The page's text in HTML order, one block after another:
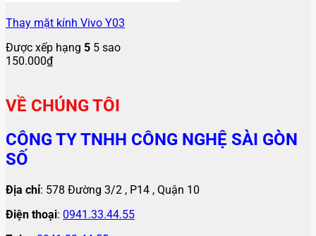
Thay mặt kính Vivo Y03
Được xếp hạng 5 5 sao
150.000₫
VỀ CHÚNG TÔI
CÔNG TY TNHH CÔNG NGHỆ SÀI GÒN
SỐ
Địa chỉ: 578 Đường 3/2 , P14 , Quận 10
Điện thoại: 0941.33.44.55